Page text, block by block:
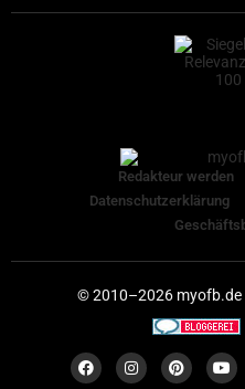
Redakteur werden
Datenschutzerklärung
© 2010–2026 myofb.de